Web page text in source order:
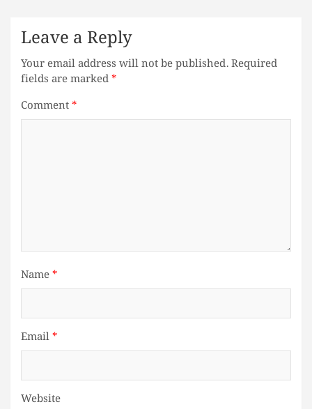
Leave a Reply
Your email address will not be published.Required
fields are marked*
Comment*
Name*
Email*
Website